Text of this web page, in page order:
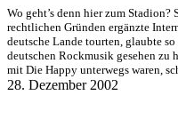
Wo geht’s denn hier zum Stadion?
rechtlichen Gründen ergänzte
deutsche Lande tourten, glaubte
deutschen Rockmusik gesehen zu
mit Die Happy unterwegs waren,
28. Dezember 2002